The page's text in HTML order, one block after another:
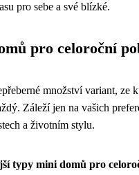
pro sebe a své blízké.
pro celoroční
množství variant, ze
Záleží jen na vašich
a životním stylu.
typy mini domů pro